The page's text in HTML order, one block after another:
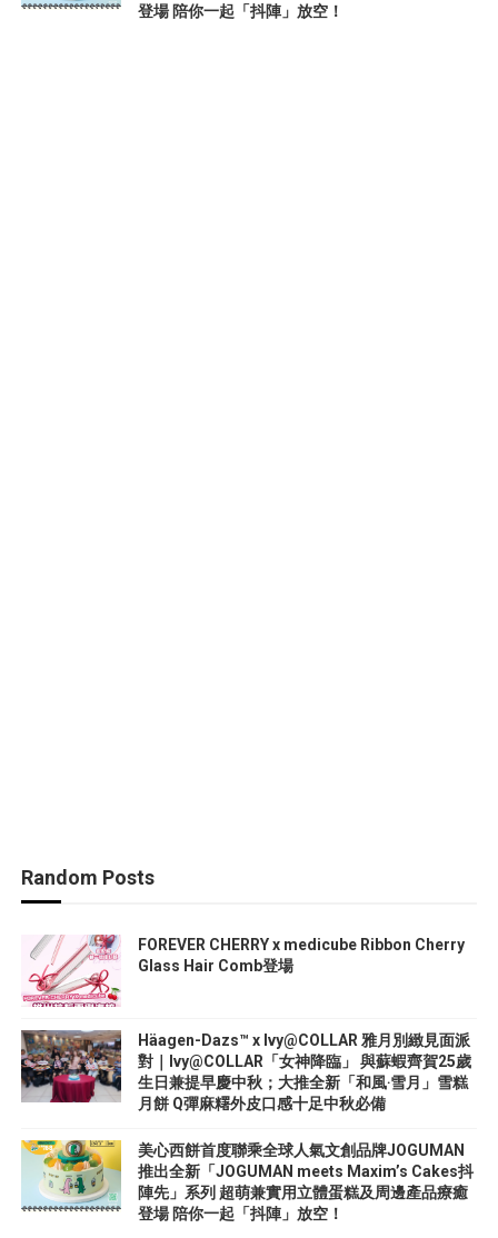
登場 陪你一起「抖陣」放空！
Random Posts
FOREVER CHERRY x medicube Ribbon Cherry
Glass Hair Comb登場
Häagen-Dazs™ x Ivy@COLLAR 雅月別緻見面派
對｜Ivy@COLLAR「女神降臨」 與蘇蝦齊賀25歲
生日兼提早慶中秋；大推全新「和風‧雪月」雪糕
月餅 Q彈麻糬外皮口感十足中秋必備
美心西餅首度聯乘全球人氣文創品牌JOGUMAN
推出全新「JOGUMAN meets Maxim’s Cakes抖
陣先」系列 超萌兼實用立體蛋糕及周邊產品療癒
登場 陪你一起「抖陣」放空！